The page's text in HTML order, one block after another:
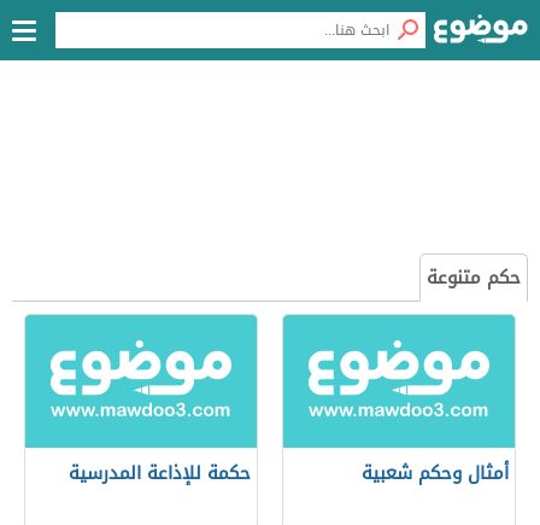
حكم متنوعة
أمثال وحكم شعبية حكمة للإذاعة المدرسية